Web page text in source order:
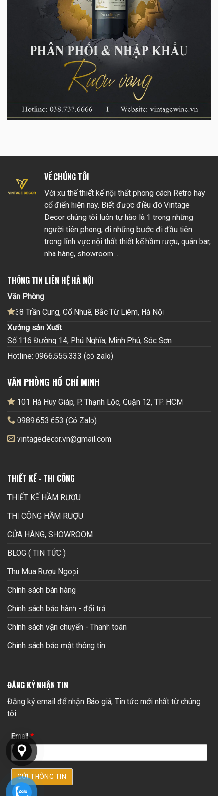
VỀ CHÚNG TÔI
Với xu thế thiết kế nội thất phong cách Retro hay
cổ điển hiện nay. Biết được điều đó Vintage
Decor chúng tôi luôn tự hào là 1 trong những
người tiên phong, đi những bước đi đầu tiên
trong lĩnh vực nội thất thiết kế hầm rượu, quán bar,
nhà hàng, showroom…
THÔNG TIN LIÊN HỆ HÀ NỘI
Văn Phòng
38 Trần Cung, Cổ Nhuế, Bắc Từ Liêm, Hà Nội
Xưởng sản Xuất
Số 116 Đường 14, Phú Nghĩa, Minh Phú, Sóc Sơn
Hotline: 0966.555.333 (có zalo)
VĂN PHÒNG HỒ CHÍ MINH
101 Hà Huy Giáp, P. Thạnh Lộc, Quận 12, TP, HCM
0989.653.653 (Có Zalo)
vintagedecor.vn@gmail.com
THIẾT KẾ - THI CÔNG
THIẾT KẾ HẦM RƯỢU
THI CÔNG HẦM RƯỢU
CỬA HÀNG, SHOWROOM
BLOG ( TIN TỨC )
Thu Mua Rượu Ngoại
Chính sách bán hàng
Chính sách bảo hành - đổi trả
Chính sách vận chuyển - Thanh toán
Chính sách bảo mật thông tin
ĐĂNG KÝ NHẬN TIN
Đăng ký email để nhận Báo giá, Tin tức mới nhất từ chúng
tôi
Email *